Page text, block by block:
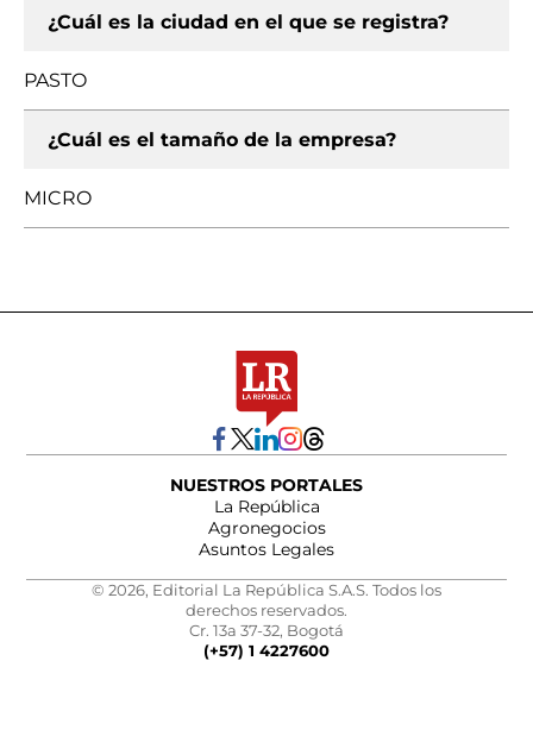
¿Cuál es la ciudad en el que se registra?
PASTO
¿Cuál es el tamaño de la empresa?
MICRO
NUESTROS PORTALES
La República
Agronegocios
Asuntos Legales
© 2026, Editorial La República S.A.S. Todos los
derechos reservados.
Cr. 13a 37-32, Bogotá
(+57) 1 4227600